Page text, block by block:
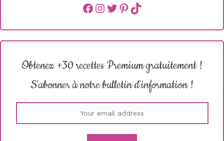
Facebook
instagram
Twitter
Pinterest
TikTok
Obtenez +30 recettes Premium gratuitement !
S'abonner à notre bulletin d'information !